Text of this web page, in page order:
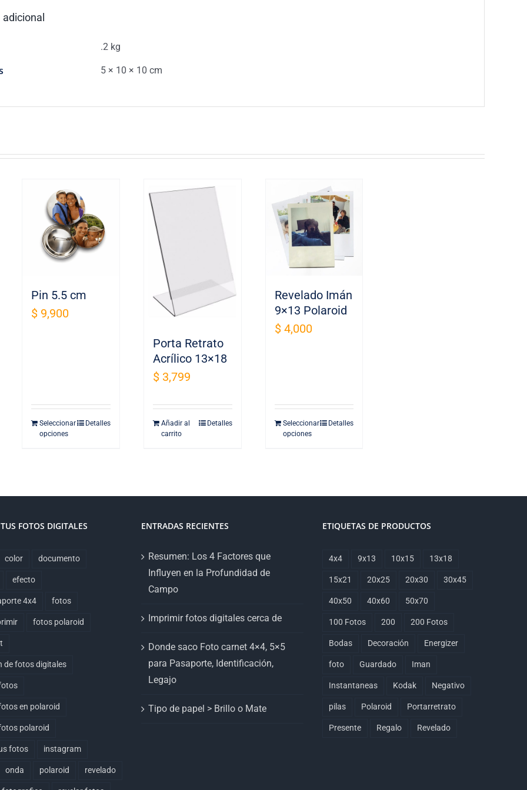
.2 kg
5 × 10 × 10 cm
Pin 5.5 cm
$ 9,900
Seleccionar
opciones
Detalles
Porta Retrato
Acrílico 13×18
$3,799
Añadir al
carrito
Detalles
Revelado Imán
9×13 Polaroid
$4,000
Seleccionar
opciones
Detalles
FOTOS DIGITALES
color documento
efecto
4x4 fotos
fotos polaroid
de fotos digitales
en polaroid
polaroid
fotos instagram
onda polaroid revelado
ENTRADAS RECIENTES
Resumen: Los 4 Factores que
Influyen en la Profundidad de
Campo
Imprimir fotos digitales cerca de
Donde saco Foto carnet 4×4, 5×5
para Pasaporte, Identificación,
Legajo
Tipo de papel > Brillo o Mate
ETIQUETAS DE PRODUCTOS
4x4 9x13 10x15 13x18
15x21 20x25 20x30 30x45
40x50 40x60 50x70
100 Fotos 200 200 Fotos
Bodas Decoración Energizer
foto Guardado Iman
Instantaneas Kodak Negativo
pilas Polaroid Portarretrato
Presente Regalo Revelado